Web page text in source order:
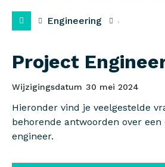
Engineering
Project
Wijzigingsdatum 30 mei 2024
Hieronder vind je veelgestelde
behorende antwoorden over
engineer.